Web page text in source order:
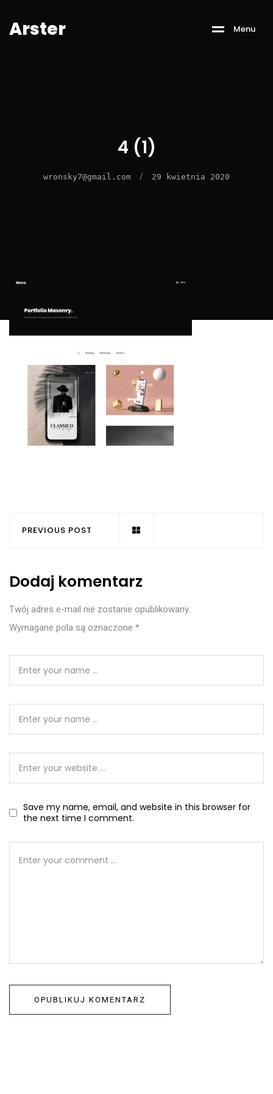
Arster Menu
4 (1)
wronsky7@gmail.com / 29 kwietnia 2020
PREVIOUS POST
Dodaj komentarz
Twój adres e-mail nie zostanie opublikowany.
Wymagane pola są oznaczone *
Save my name, email, and website in this browser for
the next time I comment.